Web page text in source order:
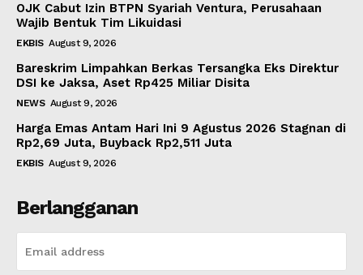
OJK Cabut Izin BTPN Syariah Ventura, Perusahaan
Wajib Bentuk Tim Likuidasi
EKBIS August 9, 2026
Bareskrim Limpahkan Berkas Tersangka Eks Direktur
DSI ke Jaksa, Aset Rp425 Miliar Disita
NEWS August 9, 2026
Harga Emas Antam Hari Ini 9 Agustus 2026 Stagnan di
Rp2,69 Juta, Buyback Rp2,511 Juta
EKBIS August 9, 2026
Berlangganan